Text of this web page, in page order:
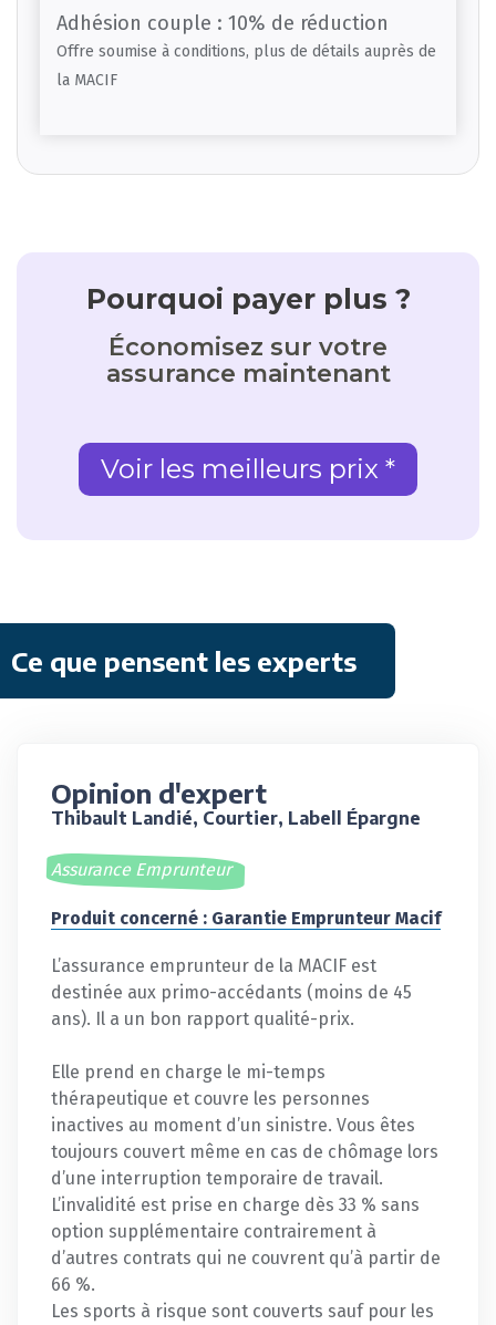
Adhésion couple : 10% de réduction
Offre soumise à conditions, plus de détails auprès de
la MACIF
Pourquoi payer plus ?
Économisez sur votre
assurance maintenant
Voir les meilleurs prix *
Ce que pensent les experts
Opinion d'expert
Thibault Landié, Courtier, Labell Épargne
Assurance Emprunteur
Produit concerné : Garantie Emprunteur Macif
L’assurance emprunteur de la MACIF est
destinée aux primo-accédants (moins de 45
ans). Il a un bon rapport qualité-prix.
Elle prend en charge le mi-temps
thérapeutique et couvre les personnes
inactives au moment d’un sinistre. Vous êtes
toujours couvert même en cas de chômage lors
d’une interruption temporaire de travail.
L’invalidité est prise en charge dès 33 % sans
option supplémentaire contrairement à
d’autres contrats qui ne couvrent qu’à partir de
66 %.
Les sports à risque sont couverts sauf pour les